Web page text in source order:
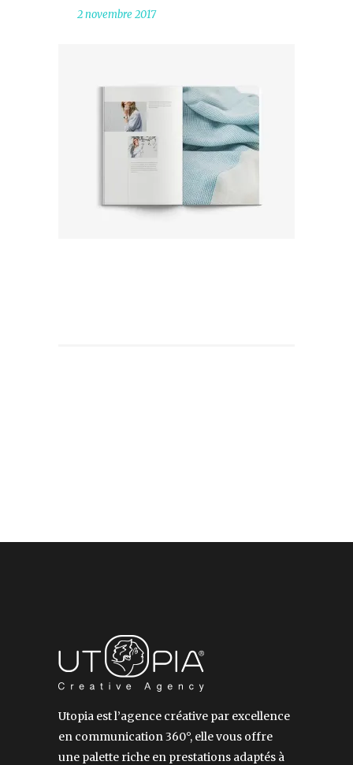
2 novembre 2017
Utopia est l’agence créative par excellence
en communication 360°, elle vous offre
une palette riche en prestations adaptés à